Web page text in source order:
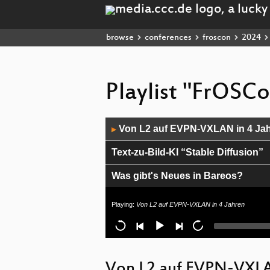
browse conferences froscon 2024
Playlist
Player
▶ Von L2 auf EVPN-VXLAN in 4
Text-zu-Bild-KI “Stable Diffusion”
Was gibt's Neues in Bareos?
WLAN mit ESP-NOW
Playing: Von L2 auf EVPN-VXLAN in 4 Jahren